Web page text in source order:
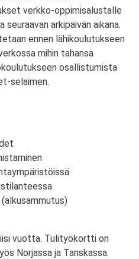
verkko-oppimisalustalle
arkipäivän aikana.
ennen lähikoulutukseen
mihin tahansa
osallistumista
selaimen.
vuotta. Tulityökortti on
Norjassa ja Tanskassa.